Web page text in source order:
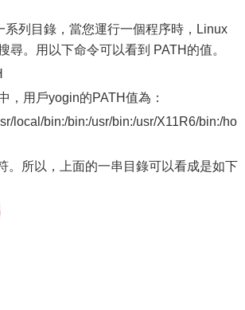
系列目錄，當您運行一個程序時，Linux
尋。用以下命令可以看到 PATH的值。
，用戶yogin的PATH值為：
local/bin:/bin:/usr/bin:/usr/X11R6/bin:/ho
。所以，上面的一串目錄可以看成是如下